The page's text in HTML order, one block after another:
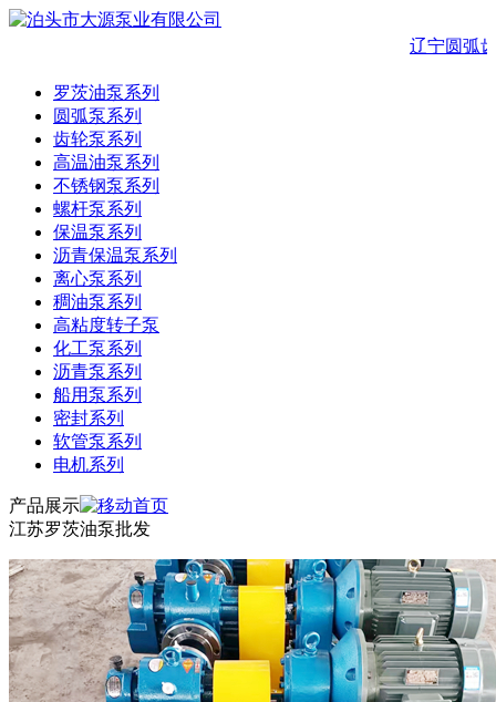
辽宁圆弧
罗茨油泵系列
圆弧泵系列
齿轮泵系列
高温油泵系列
不锈钢泵系列
螺杆泵系列
保温泵系列
沥青保温泵系列
离心泵系列
稠油泵系列
高粘度转子泵
化工泵系列
沥青泵系列
船用泵系列
密封系列
软管泵系列
电机系列
产品展示
江苏罗茨油泵批发